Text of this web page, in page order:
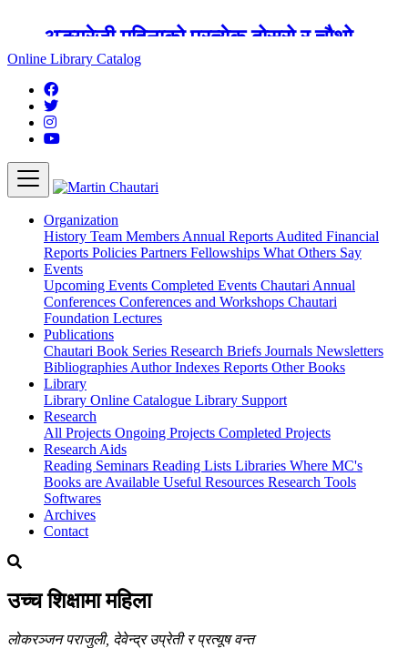
अङ्ग्रेजी महिनाको प्रत्येक दोस्रो र चौथो
शुक्रबार मार्टिन चौतारी र यसको पुस्तकालय
बन्द रहने छ ।
Online Library Catalog
Organization
History Team Members Annual Reports Audited Financial
Reports Policies Partners Fellowships What Others Say
Events
Upcoming Events Completed Events Chautari Annual
Conferences Conferences and Workshops Chautari
Foundation Lectures
Publications
Chautari Book Series Research Briefs Journals Newsletters
Bibliographies Author Indexes Reports Other Books
Library
Library Online Catalogue Library Support
Research
All Projects Ongoing Projects Completed Projects
Research Aids
Reading Seminars Reading Lists Libraries Where MC's
Books are Available Useful Resources Research Tools
Softwares
Archives
Contact
उच्च शिक्षामा महिला
लोकरञ्जन पराजुली, देवेन्द्र उप्रेती र प्रत्यूष वन्त